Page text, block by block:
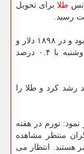
طلابرای تحویل
آتی آمریکا، هر اونس طلا ثابت بود و در ۱۸۹۸ دلار و
۶۰ سنت رسید. بهای معاملات این بازار روز دوشنبه با ۰.۴ درصد
مقابل سبدی از رقیبان ۰.۱ درصد رشد کرد و طلا را
تورم در هفته
منتظر مشاهده
هستند. انتظار می